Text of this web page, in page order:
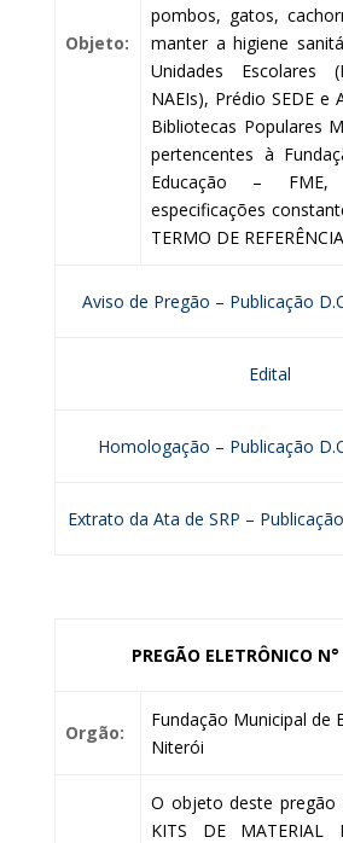
Objeto:
pombos, gatos,
manter a higiene
Unidades Escolares
NAEIs), Prédio SEDE e
Bibliotecas Populares
pertencentes à
Educação –
especificações
TERMO DE
Aviso de Pregão – Publicação
Edital
Homologação – Publicação
Extrato da Ata de SRP –
PREGÃO ELETRÔNICO
Orgão:
Fundação Municipal de
Niterói
O objeto deste pregão
KITS DE MATERIAL